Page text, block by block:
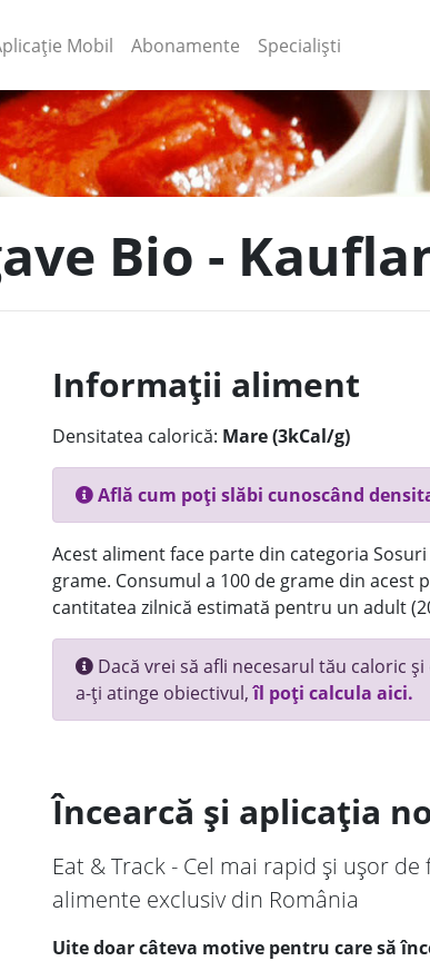
Mobil (current)
Abonamente Specialiști
Bio -
Informații aliment
Densitatea calorică: Mare (3kCal/g)
Află cum poți slăbi cunoscând
Acest aliment face parte din categoria
grame. Consumul a 100 de grame din
cantitatea zilnică estimată pentru un adult
Dacă vrei să afli necesarul tău caloric
a-ți atinge obiectivul,îl poți calcula aici.
Încearcă și aplicația
Eat & Track - Cel mai rapid și ușor
alimente exclusiv din România
Uite doar câteva motive pentru care să